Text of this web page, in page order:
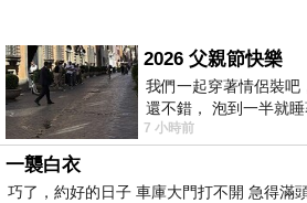
2026 父親節快樂
我們一起穿著情侶裝吧
還不錯， 泡到一半就
醒， 手
7 小時前
一襲白衣
巧了，約好的日子 車庫大門打不開 急得滿